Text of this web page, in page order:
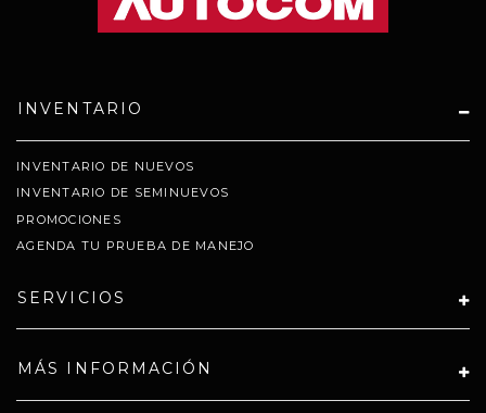
INVENTARIO
INVENTARIO DE NUEVOS
INVENTARIO DE SEMINUEVOS
PROMOCIONES
AGENDA TU PRUEBA DE MANEJO
SERVICIOS
MÁS INFORMACIÓN